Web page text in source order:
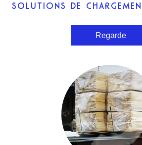
SOLUTIONS DE
Regarde